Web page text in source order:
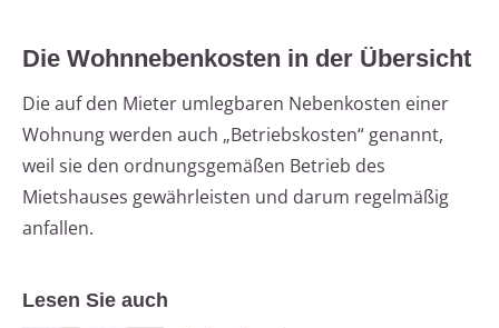
Die Wohnnebenkosten in der Übersicht
Die auf den Mieter umlegbaren Nebenkosten einer
Wohnung werden auch „Betriebskosten“ genannt,
weil sie den ordnungsgemäßen Betrieb des
Mietshauses gewährleisten und darum regelmäßig
anfallen.
Lesen Sie auch